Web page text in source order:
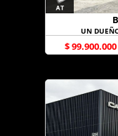
UN
$ 99.900.000